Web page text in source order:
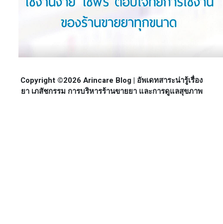
Copyright ©2026 Arincare Blog | อัพเดทสาระน่ารู้เรื่อง
ยา เภสัชกรรม การบริหารร้านขายยา และการดูแลสุขภาพ